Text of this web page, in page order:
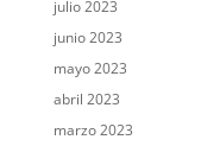
julio 2023
junio 2023
mayo 2023
abril 2023
marzo 2023